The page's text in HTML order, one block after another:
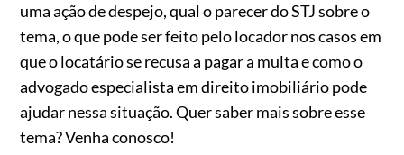
uma ação de despejo, qual o parecer do STJ sobre o
tema, o que pode ser feito pelo locador nos casos em
que o locatário se recusa a pagar a multa e como o
advogado especialista em direito imobiliário pode
ajudar nessa situação. Quer saber mais sobre esse
tema? Venha conosco!